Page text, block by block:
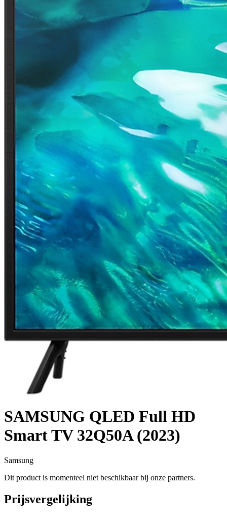
SAMSUNG QLED Full HD
Smart TV 32Q50A (2023)
Samsung
Dit product is momenteel niet beschikbaar bij onze partners.
Prijsvergelijking